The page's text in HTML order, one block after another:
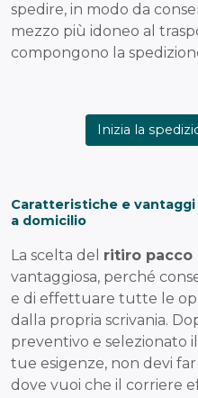
spedire, in modo da
mezzo più idoneo al
compongono la
Inizia la
Caratteristiche e
a domicilio
La scelta del ritiro pacco
vantaggiosa, perché
e di effettuare tutte le
dalla propria scrivania.
preventivo e selezionato
tue esigenze, non devi
dove vuoi che il corriere